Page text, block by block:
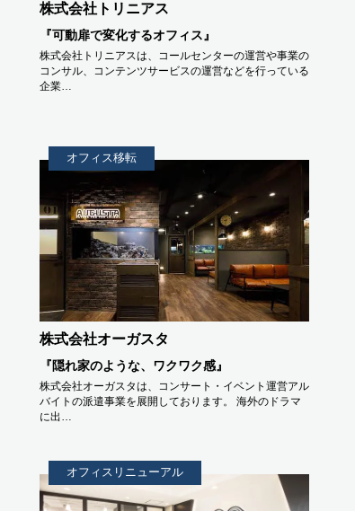
株式会社トリニアス
『可動扉で変化するオフィス』
株式会社トリニアスは、コールセンターの運営や事業の
コンサル、コンテンツサービスの運営などを行っている
企業…
オフィス移転
株式会社オーガスタ
『隠れ家のような、ワクワク感』
株式会社オーガスタは、コンサート・イベント運営アル
バイトの派遣事業を展開しております。 海外のドラマ
に出…
オフィスリニューアル